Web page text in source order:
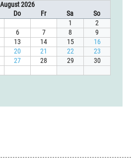
August 2026
DonnerstagFreitag Samstag Sonntag
1
2
6 7 8
9
13 14 15
16
20 21 22
23
27 28 29
30